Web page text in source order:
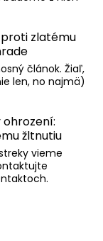
zlatému
článok. Žiaľ,
len, no najmä)
žltnutiu
vieme